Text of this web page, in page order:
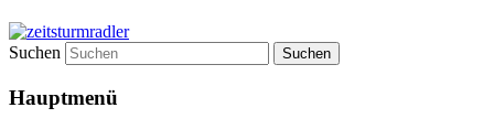
Suchen
Hauptmenü